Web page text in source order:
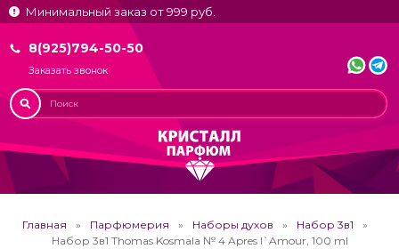
Минимальный заказ от 999 руб.
8(925)794-50-50
Заказать звонок
Главная Парфюмерия Наборы духов
Набор 3в1
Набор 3в1 Thomas Kosmala № 4 Apres l`Amour, 100 ml